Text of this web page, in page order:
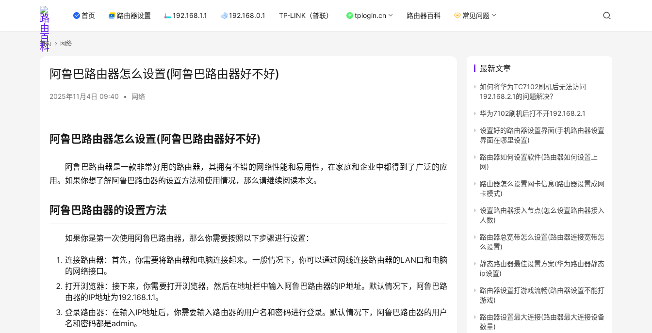
首页 路由器设置 192.168.1.1 192.168.0.1 TP-LINK（普联） tplogin.cn 路由器百科 常见问题
首页 网络
阿鲁巴路由器怎么设置(阿鲁巴路由器好不好)
2025年11月4日 09:40 • 网络
阿鲁巴路由器怎么设置(阿鲁巴路由器好不好)
阿鲁巴路由器是一款非常好用的路由器，其拥有不错的网络性能和易用性，在家庭和企业中都得到了广泛的应
用。如果你想了解阿鲁巴路由器的设置方法和使用情况，那么请继续阅读本文。
阿鲁巴路由器的设置方法
如果你是第一次使用阿鲁巴路由器，那么你需要按照以下步骤进行设置：
连接路由器：首先，你需要将路由器和电脑连接起来。一般情况下，你可以通过网线连接路由器的LAN口和电脑
的网络接口。
打开浏览器：接下来，你需要打开浏览器，然后在地址栏中输入阿鲁巴路由器的IP地址。默认情况下，阿鲁巴路
由器的IP地址为192.168.1.1。
登录路由器：在输入IP地址后，你需要输入路由器的用户名和密码进行登录。默认情况下，阿鲁巴路由器的用户
名和密码都是admin。
最新文章
如何将华为TC7102刷机后无法访问
192.168.2.1的问题解决？
华为7102刷机后打不开192.168.2.1
设置好的路由器设置界面(手机路由器设置
界面在哪里设置)
路由器如何设置软件(路由器如何设置上
网)
路由器怎么设置网卡信息(路由器设置成网
卡模式)
设置路由器接入节点(怎么设置路由器接入
人数)
路由器总宽带怎么设置(路由器连接宽带怎
么设置)
静态路由器最佳设置方案(华为路由器静态
ip设置)
路由器设置打游戏流畅(路由器设置不能打
游戏)
路由器设置最大连接(路由器最大连接设备
数量)